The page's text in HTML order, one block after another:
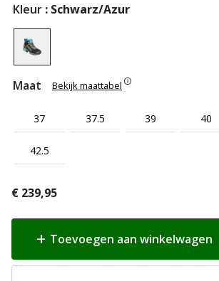
Kleur : Schwarz/Azur
Maat Bekijk maattabel
37 37.5 39 40
42.5
€ 239,95
Toevoegen aan winkelwagen